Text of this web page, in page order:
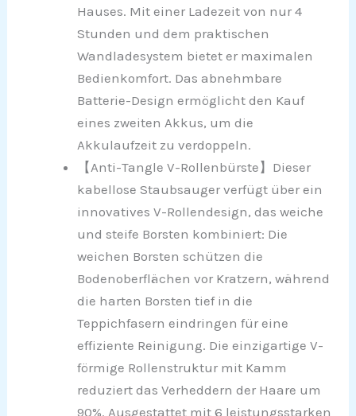
Hauses. Mit einer Ladezeit von nur 4
Stunden und dem praktischen
Wandladesystem bietet er maximalen
Bedienkomfort. Das abnehmbare
Batterie-Design ermöglicht den Kauf
eines zweiten Akkus, um die
Akkulaufzeit zu verdoppeln.
【Anti-Tangle V-Rollenbürste】Dieser
kabellose Staubsauger verfügt über ein
innovatives V-Rollendesign, das weiche
und steife Borsten kombiniert: Die
weichen Borsten schützen die
Bodenoberflächen vor Kratzern, während
die harten Borsten tief in die
Teppichfasern eindringen für eine
effiziente Reinigung. Die einzigartige V-
förmige Rollenstruktur mit Kamm
reduziert das Verheddern der Haare um
90%. Ausgestattet mit 6 leistungsstarken